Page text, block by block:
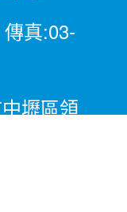
真:03-
壢區領